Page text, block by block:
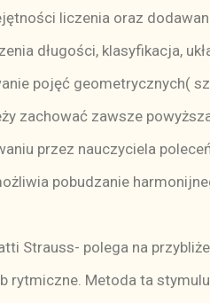
liczenia oraz
długości, klasyfikacja,
pojęć geometrycznych(
zachować zawsze
przez nauczyciela
pobudzanie
Strauss- polega na
rytmiczne. Metoda ta